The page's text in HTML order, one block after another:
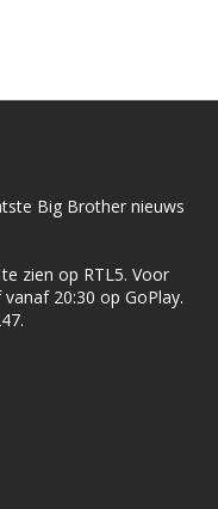
Big Brother nieuws
zien op RTL5. Voor
20:30 op GoPlay.